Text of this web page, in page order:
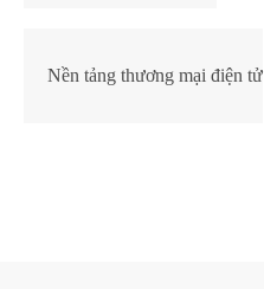
Nền tảng thương mại điện tử